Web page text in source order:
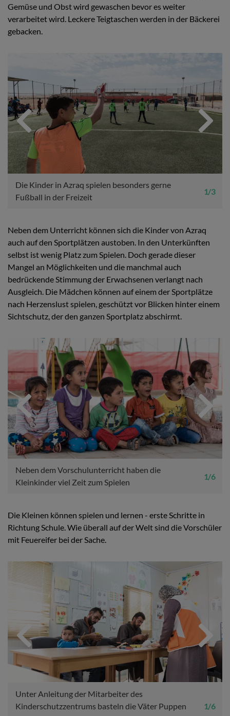
Gemüse und Obst wird gewaschen bevor es weiter
verarbeitet wird. Leckere Teigtaschen werden in der Bäckerei
gebacken.
Previous
Die Kinder in Azraq spielen besonders gerne
Fußball in der Freizeit
1 / 3
Next
Neben dem Unterricht können sich die Kinder von Azraq
auch auf den Sportplätzen austoben. In den Unterkünften
selbst ist wenig Platz zum Spielen. Doch gerade dieser
Mangel an Möglichkeiten und die manchmal auch
bedrückende Stimmung der Erwachsenen verlangt nach
Ausgleich. Die Mädchen können auf einem der Sportplätze
nach Herzenslust spielen, geschützt vor Blicken hinter einem
Sichtschutz, der den ganzen Sportplatz abschirmt.
Previous
Neben dem Vorschulunterricht haben die
Kleinkinder viel Zeit zum Spielen
1 / 6
Next
Die Kleinen können spielen und lernen - erste Schritte in
Richtung Schule. Wie überall auf der Welt sind die Vorschüler
mit Feuereifer bei der Sache.
Previous
Unter Anleitung der Mitarbeiter des
Kinderschutzzentrums basteln die Väter Puppen
1 / 6
Next